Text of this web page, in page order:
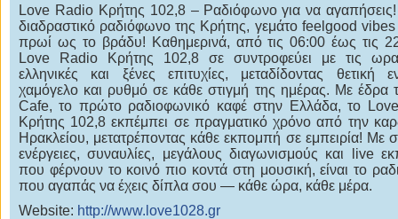
Love Radio Κρήτης 102,8 – Ραδιόφωνο για να
διαδραστικό ραδιόφωνο της Κρήτης, γεμάτο feelgood
πρωί ως το βράδυ! Καθημερινά, από τις 06:00 έως τις
Love Radio Κρήτης 102,8 σε συντροφεύει με τις
ελληνικές και ξένες επιτυχίες, μεταδίδοντας θετική
χαμόγελο και ρυθμό σε κάθε στιγμή της ημέρας. Με έδρα
Cafe, το πρώτο ραδιοφωνικό καφέ στην Ελλάδα, το
Κρήτης 102,8 εκπέμπει σε πραγματικό χρόνο από την
Ηρακλείου, μετατρέποντας κάθε εκπομπή σε εμπειρία! Με
ενέργειες, συναυλίες, μεγάλους διαγωνισμούς και live
που φέρνουν το κοινό πιο κοντά στη μουσική, είναι το
που αγαπάς να έχεις δίπλα σου — κάθε ώρα, κάθε μέρα.
Website: http://www.love1028.gr